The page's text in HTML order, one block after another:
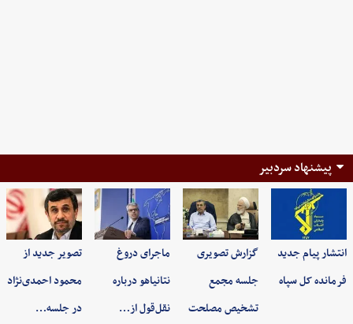
پیشنهاد سردبیر
انتشار پیام جدید
فرمانده کل سپاه
گزارش تصویری
جلسه مجمع
تشخیص مصلحت
ماجرای دروغ
نتانیاهو درباره
نقل‌قول از…
تصویر جدید از
محمود احمدی‌نژاد
در جلسه…